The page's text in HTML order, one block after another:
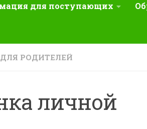
для поступающих
РОДИТЕЛЕЙ
личной